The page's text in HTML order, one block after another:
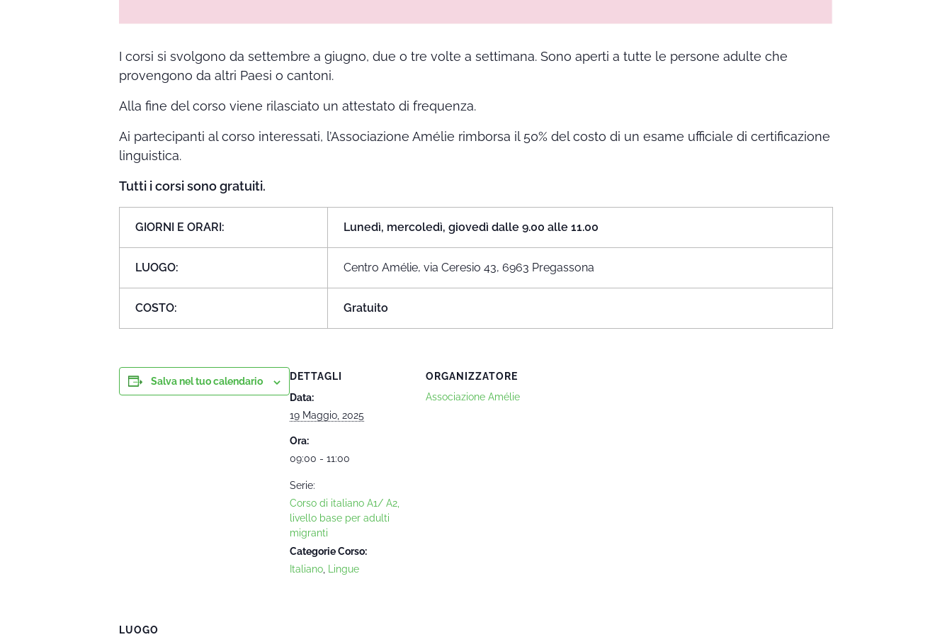
I corsi si svolgono da settembre a giugno, due o tre volte a settimana. Sono aperti a tutte le persone adulte che
provengono da altri Paesi o cantoni.
Alla fine del corso viene rilasciato un attestato di frequenza.
Ai partecipanti al corso interessati, l’Associazione Amélie rimborsa il 50% del costo di un esame ufficiale di certificazione
linguistica.
Tutti i corsi sono gratuiti.
GIORNI E ORARI: Lunedì, mercoledì, giovedì dalle 9.00 alle 11.00
LUOGO: Centro Amélie, via Ceresio 43, 6963 Pregassona
COSTO: Gratuito
Salva nel tuo calendario
DETTAGLI
Data:
19 Maggio, 2025
Ora:
09:00 - 11:00
Serie:
Corso di italiano A1/ A2,
livello base per adulti
migranti
Categorie Corso:
Italiano
Lingue
ORGANIZZATORE
Associazione Amélie
LUOGO